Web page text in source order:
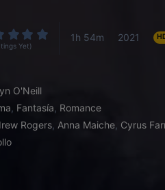
Yet)
1h 54m 2021
O'Neill
, Fantasía Romance
Rogers, Anna Maiche Cyrus